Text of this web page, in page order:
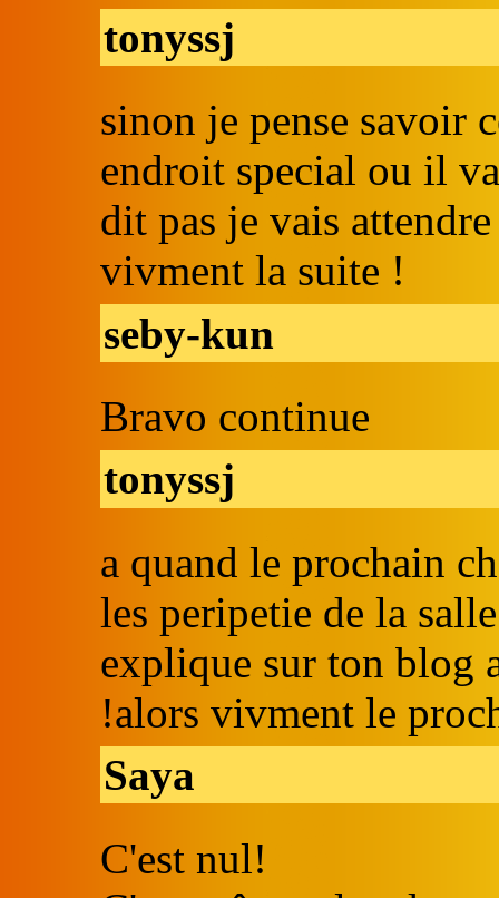
tonyssj
sinon je pense savoir
endroit special ou il
dit pas je vais
vivment la suite !
seby-kun
Bravo continue
tonyssj
a quand le prochain
les peripetie de la
explique sur ton blog
!alors vivment le
Saya
C'est nul!